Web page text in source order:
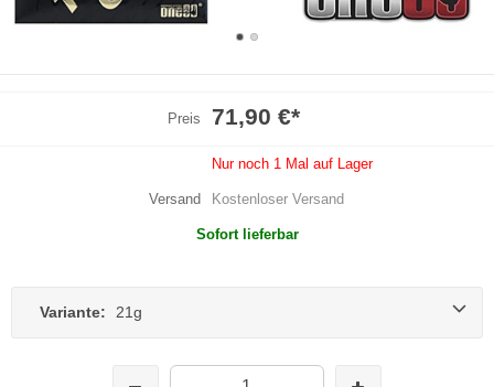
Preis 71,90 €*
Nur noch 1 Mal auf Lager
Versand Kostenloser Versand
Sofort lieferbar
Variante: 21g